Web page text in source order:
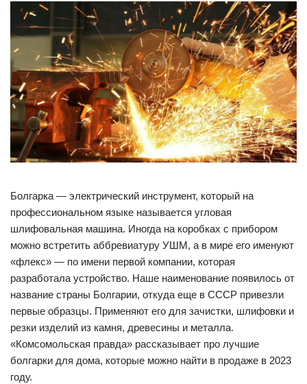
Болгарка — электрический инструмент, который на
профессиональном языке называется угловая
шлифовальная машина. Иногда на коробках с прибором
можно встретить аббревиатуру УШМ, а в мире его именуют
«флекс» — по имени первой компании, которая
разработала устройство. Наше наименование появилось от
название страны Болгарии, откуда еще в СССР привезли
первые образцы. Применяют его для зачистки, шлифовки и
резки изделий из камня, древесины и металла.
«Комсомольская правда» рассказывает про лучшие
болгарки для дома, которые можно найти в продаже в 2023
году.